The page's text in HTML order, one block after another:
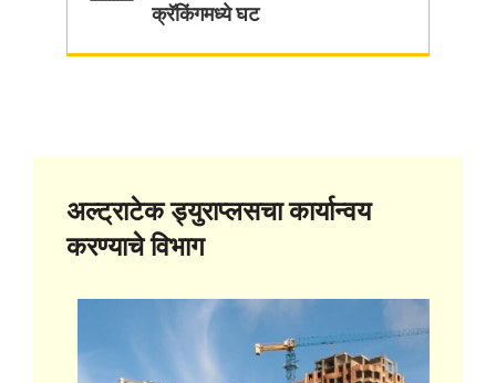
क्रॅकिंगमध्ये घट
अल्ट्राटेक ड्युराप्लसचा कार्यान्वय
करण्याचे विभाग